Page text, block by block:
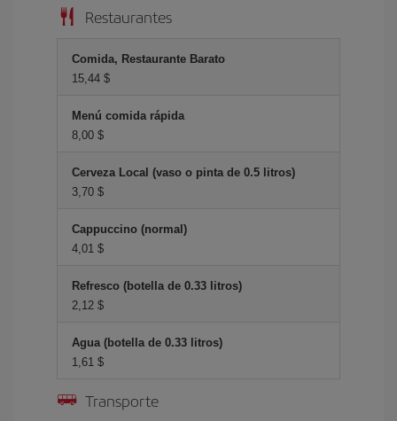
Restaurantes
Comida, Restaurante Barato
15,44 $
Menú comida rápida
8,00 $
Cerveza Local (vaso o pinta de 0.5 litros)
3,70 $
Cappuccino (normal)
4,01 $
Refresco (botella de 0.33 litros)
2,12 $
Agua (botella de 0.33 litros)
1,61 $
Transporte